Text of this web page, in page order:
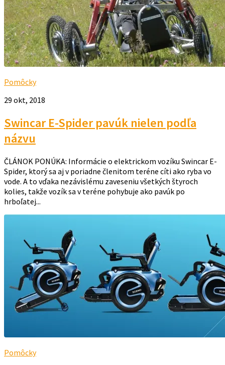
Pomôcky
29 okt, 2018
Swincar E-Spider pavúk nielen podľa
názvu
ČLÁNOK PONÚKA: Informácie o elektrickom vozíku Swincar E-
Spider, ktorý sa aj v poriadne členitom teréne cíti ako ryba vo
vode. A to vďaka nezávislému zaveseniu všetkých štyroch
kolies, takže vozík sa v teréne pohybuje ako pavúk po
hrboľatej...
Pomôcky